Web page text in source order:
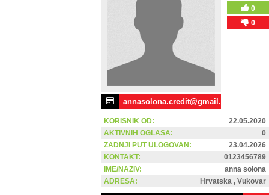
annasolona.credit@gmail.c
0
0
KORISNIK OD:
22.05.2020
AKTIVNIH OGLASA:
0
ZADNJI PUT ULOGOVAN:
23.04.2026
KONTAKT:
0123456789
IME/NAZIV:
anna solona
ADRESA:
Hrvatska , Vukovar